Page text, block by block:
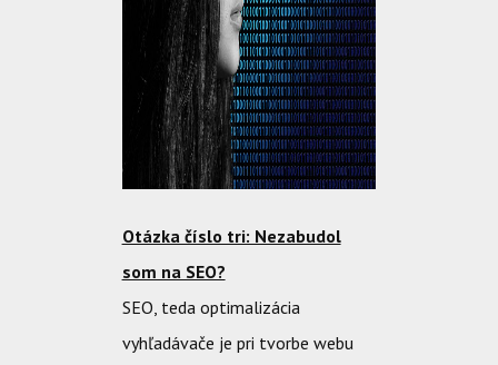
Otázka číslo tri: Nezabudol
som na SEO?
SEO, teda optimalizácia
vyhľadávače je pri tvorbe webu